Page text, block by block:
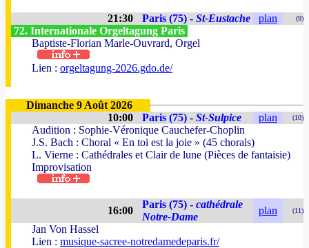
21:30 Paris (75) - St-Eustache plan (9)
72. Internationale Orgeltagung Paris
Baptiste-Florian Marle-Ouvrard, Orgel
Lien : orgeltagung-2026.gdo.de/
Dimanche 9 Août 2026
10:00
Paris (75) - St-Sulpice plan (10)
Audition : Sophie-Véronique Cauchefer-Choplin
J.S. Bach : Choral « En toi est la joie » (45 chorals)
L. Vierne : Cathédrales et Clair de lune (Pièces de fantaisie)
Improvisation
16:00
Paris (75) - cathédrale
Notre-Dame
plan (11)
Jan Von Hassel
Lien : musique-sacree-notredamedeparis.fr/